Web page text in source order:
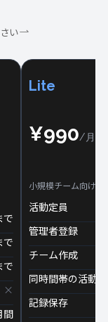
い
で
で
で
×
間
Lite
¥990/月（
小規模チーム向け
活動定員
管理者登録
チーム作成
同時間帯の活動
記録保存